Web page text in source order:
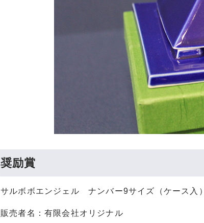
奨励賞
サルボボエンジェル ナンバー9サイズ（ケース入）
販売者名：有限会社オリジナル